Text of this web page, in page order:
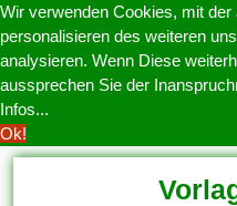
Wir verwenden Cookies, mit
personalisieren des weiteren
analysieren. Wenn Diese
aussprechen Sie der
Infos...
Ok!